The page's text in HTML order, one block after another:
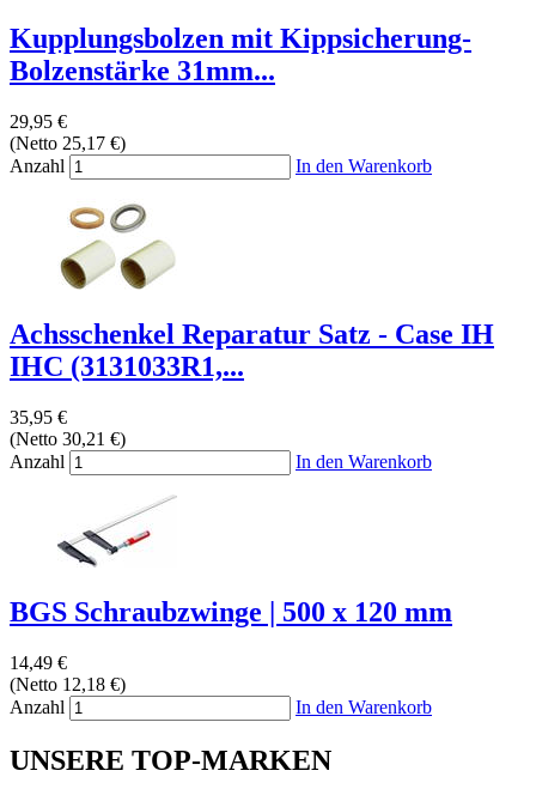
Kupplungsbolzen mit Kippsicherung-
Bolzenstärke 31mm...
29,95 €
(Netto 25,17 €)
Anzahl
In den Warenkorb
Achsschenkel Reparatur Satz - Case IH
IHC (3131033R1,...
35,95 €
(Netto 30,21 €)
Anzahl
In den Warenkorb
BGS Schraubzwinge | 500 x 120 mm
14,49 €
(Netto 12,18 €)
Anzahl
In den Warenkorb
UNSERE TOP-MARKEN